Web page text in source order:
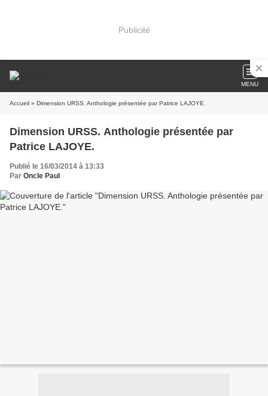
Publicité
MENU
Accueil » Dimension URSS. Anthologie présentée par Patrice LAJOYE.
Dimension URSS. Anthologie présentée par
Patrice LAJOYE.
Publié le 16/03/2014 à 13:33
Par Oncle Paul